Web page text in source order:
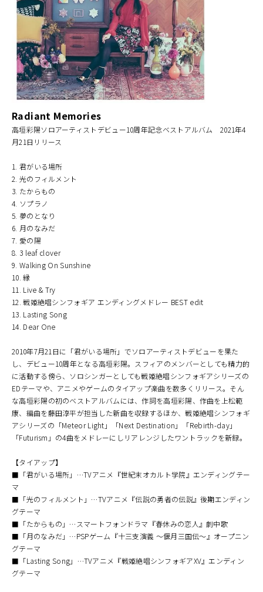
Radiant Memories
高垣彩陽ソロアーティストデビュー10周年記念ベストアルバム 2021年4
月21日リリース
1. 君がいる場所
2. 光のフィルメント
3. たからもの
4. ソプラノ
5. 夢のとなり
6. 月のなみだ
7. 愛の陽
8. 3 leaf clover
9. Walking On Sunshine
10. 縁
11. Live & Try
12. 戦姫絶唱シンフォギア エンディングメドレー BEST edit
13. Lasting Song
14. Dear One
2010年7月21日に「君がいる場所」でソロアーティストデビューを果た
し、デビュー10周年となる高垣彩陽。スフィアのメンバーとしても精力的
に活動する傍ら、ソロシンガーとしても戦姫絶唱シンフォギアシリーズの
EDテーマや、アニメやゲームのタイアップ楽曲を数多くリリース。そん
な高垣彩陽の初のベストアルバムには、作詞を高垣彩陽、作曲を上松範
康、編曲を藤田淳平が担当した新曲を収録するほか、戦姫絶唱シンフォギ
アシリーズの「Meteor Light」「Next Destination」「Rebirth-day」
「Futurism」の4曲をメドレーにしリアレンジしたワントラックを新録。
【タイアップ】
■「君がいる場所」…TVアニメ『世紀末オカルト学院』エンディングテー
マ
■「光のフィルメント」…TVアニメ『伝説の勇者の伝説』後期エンディン
グテーマ
■「たからもの」…スマートフォンドラマ『春休みの恋人』劇中歌
■「月のなみだ」…PSPゲーム『十三支演義 〜偃月三国伝〜』オープニン
グテーマ
■「Lasting Song」…TVアニメ『戦姫絶唱シンフォギアXV』エンディン
グテーマ